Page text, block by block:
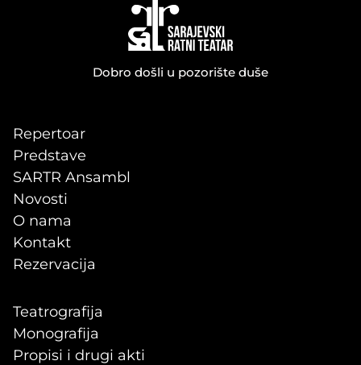
Dobro došli u pozorište duše
Repertoar
Predstave
SARTR Ansambl
Novosti
O nama
Kontakt
Rezervacija
Teatrografija
Monografija
Propisi i drugi akti